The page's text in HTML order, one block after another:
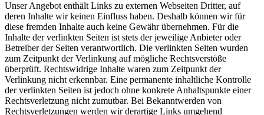
Unser Angebot enthält Links zu externen Webseiten Dritter, auf
deren Inhalte wir keinen Einfluss haben. Deshalb können wir für
diese fremden Inhalte auch keine Gewähr übernehmen. Für die
Inhalte der verlinkten Seiten ist stets der jeweilige Anbieter oder
Betreiber der Seiten verantwortlich. Die verlinkten Seiten wurden
zum Zeitpunkt der Verlinkung auf mögliche Rechtsverstöße
überprüft. Rechtswidrige Inhalte waren zum Zeitpunkt der
Verlinkung nicht erkennbar. Eine permanente inhaltliche Kontrolle
der verlinkten Seiten ist jedoch ohne konkrete Anhaltspunkte einer
Rechtsverletzung nicht zumutbar. Bei Bekanntwerden von
Rechtsverletzungen werden wir derartige Links umgehend